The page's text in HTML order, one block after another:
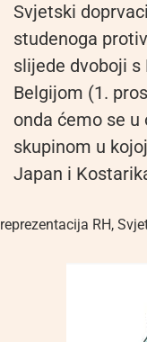
Svjetski
studenoga
slijede dvoboji s
Belgijom (1.
onda ćemo se
skupinom u
Japan i
reprezentacija RH,